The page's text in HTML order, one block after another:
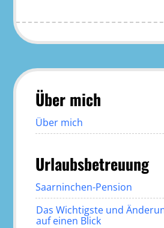
Über mich
Über mich
Urlaubsbetreuung
Saarninchen-Pension
Das Wichtigste und
auf einen Blick